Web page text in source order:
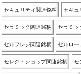
セキュリティ関連銘柄 セキュ
セラミック関連銘柄 セラミッ
セルフレジ関連銘柄 セルロー
セレクトショップ関連銘柄 セ